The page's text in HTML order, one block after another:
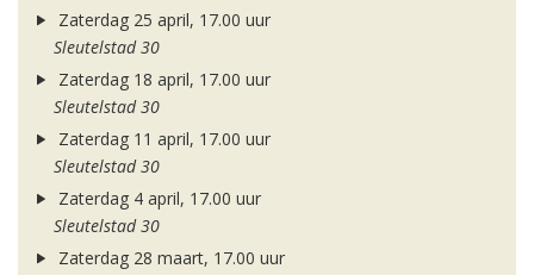
Zaterdag 25 april, 17.00 uur
Sleutelstad 30
Zaterdag 18 april, 17.00 uur
Sleutelstad 30
Zaterdag 11 april, 17.00 uur
Sleutelstad 30
Zaterdag 4 april, 17.00 uur
Sleutelstad 30
Zaterdag 28 maart, 17.00 uur